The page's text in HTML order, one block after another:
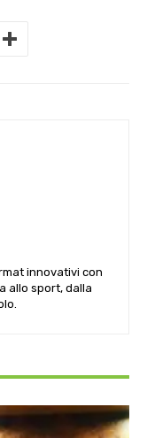
innovativi con
allo sport, dalla